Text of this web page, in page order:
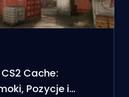
Cache:
Pozycje i